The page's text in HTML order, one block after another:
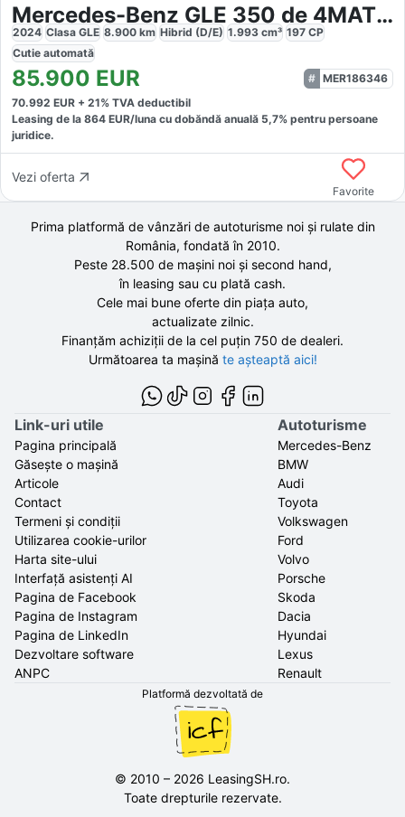
Mercedes-Benz GLE 350 de 4MATIC AMG Night DISTR AIRMATIC Pano
2024 Clasa GLE 8.900 km Hibrid (D/E) 1.993 cm³ 197 CP
Cutie automată
85.900 EUR
MER186346
70.992 EUR + 21% TVA deductibil
Leasing de la 864 EUR/luna cu dobăndă anuală 5,7% pentru persoane
juridice.
Vezi oferta
Favorite
Prima platformă de vânzări de autoturisme noi și rulate din
România, fondată în 2010.
Peste 28.500 demașini noi și second hand,
în leasing sau cu plată cash.
Cele mai bune oferte din piața auto,
actualizate zilnic.
Finanțăm achiziții de la cel puțin 750 de dealeri.
Următoarea ta mașină te așteaptă aici!
Link-uri utile
Pagina principală
Găsește o mașină
Articole
Contact
Termeni și condiții
Utilizarea cookie-urilor
Harta site-ului
Interfață asistenți AI
Pagina de Facebook
Pagina de Instagram
Pagina de LinkedIn
Dezvoltare software
ANPC
Autoturisme
Mercedes-Benz
BMW
Audi
Toyota
Volkswagen
Ford
Volvo
Porsche
Skoda
Dacia
Hyundai
Lexus
Renault
Platformă dezvoltată de
© 2010 – 2026 LeasingSH.ro.
Toate drepturile rezervate.